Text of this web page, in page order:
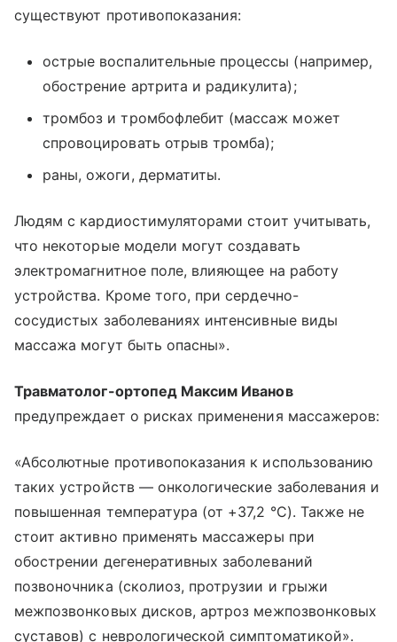
существуют противопоказания:
острые воспалительные процессы (например,
обострение артрита и радикулита);
тромбоз и тромбофлебит (массаж может
спровоцировать отрыв тромба);
раны, ожоги, дерматиты.
Людям с кардиостимуляторами стоит учитывать,
что некоторые модели могут создавать
электромагнитное поле, влияющее на работу
устройства. Кроме того, при сердечно-
сосудистых заболеваниях интенсивные виды
массажа могут быть опасны».
Травматолог-ортопед Максим Иванов
предупреждает о рисках применения массажеров:
«Абсолютные противопоказания к использованию
таких устройств — онкологические заболевания и
повышенная температура (от +37,2 °C). Также не
стоит активно применять массажеры при
обострении дегенеративных заболеваний
позвоночника (сколиоз, протрузии и грыжи
межпозвонковых дисков, артроз межпозвонковых
суставов) с неврологической симптоматикой».